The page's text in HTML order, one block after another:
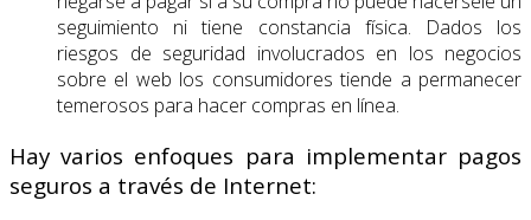
seguimiento ni tiene constancia física. Dados los
riesgos de seguridad involucrados en los negocios
sobre el web los consumidores tiende a permanecer
temerosos para hacer compras en línea.
Hay varios enfoques para implementar pagos
seguros a través de Internet: